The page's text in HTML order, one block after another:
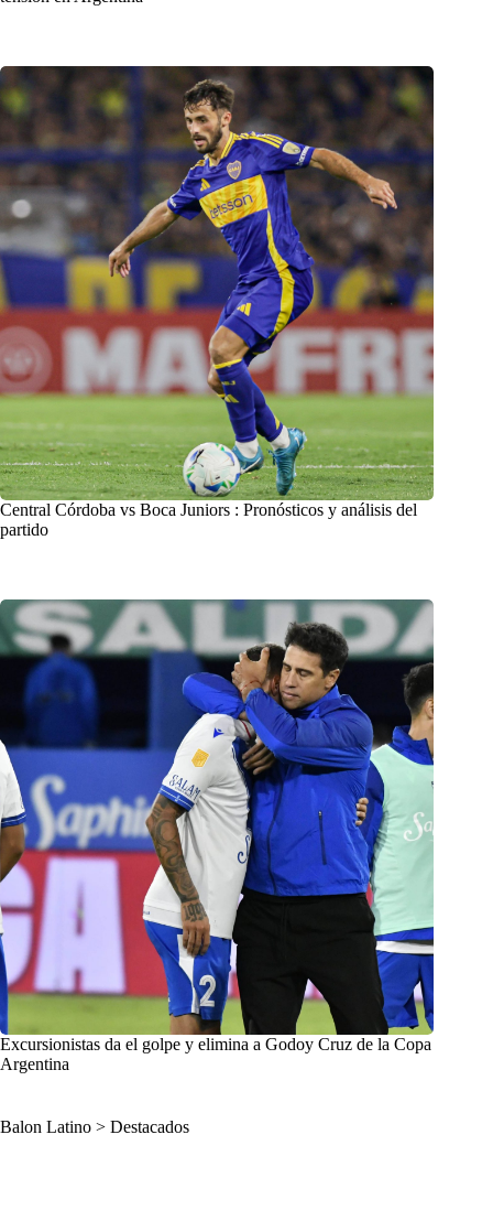
Central Córdoba vs Boca Juniors : Pronósticos y análisis del
partido
Excursionistas da el golpe y elimina a Godoy Cruz de la Copa
Argentina
Balon Latino > Destacados